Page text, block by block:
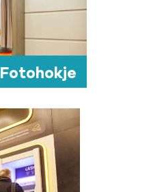
Fotohokje